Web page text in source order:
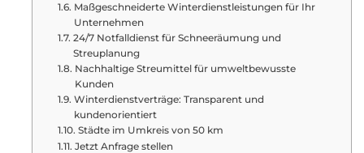
Maßgeschneiderte Winterdienstleistungen für Ihr
Unternehmen
24/7 Notfalldienst für Schneeräumung und
Streuplanung
Nachhaltige Streumittel für umweltbewusste
Kunden
Winterdienstverträge: Transparent und
kundenorientiert
Städte im Umkreis von 50 km
Jetzt Anfrage stellen